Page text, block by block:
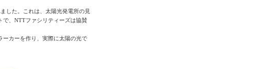
した。これは、太陽光発電所の見
で、NTTファシリティーズは協賛
ーカーを作り、実際に太陽の光で